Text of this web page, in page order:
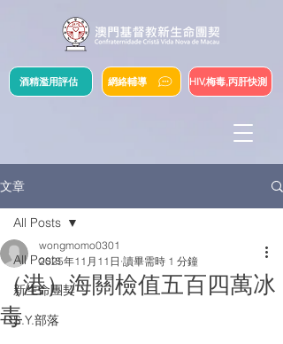
網絡輔導
酒精濫用評估 HIV,梅毒,丙肝快測
文章
All Posts
新生命團契
S.Y.部落
All Posts
（港）海關檢值五百四萬冰
毒
wongmomo0301
2025年11月11日 讀畢需時 1 分鐘